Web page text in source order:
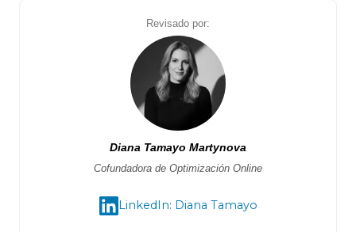
Revisado por:
Diana Tamayo Martynova
Cofundadora de Optimización Online
LinkedIn: Diana Tamayo